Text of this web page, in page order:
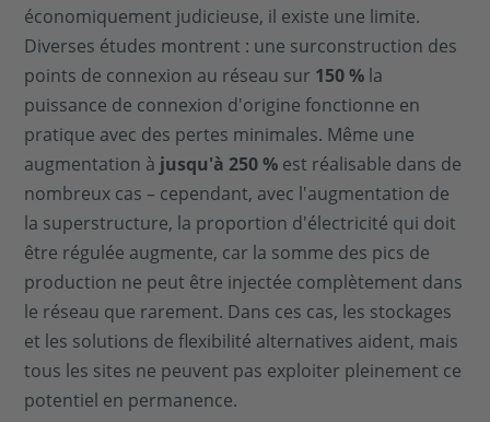
économiquement judicieuse, il existe une limite.
Diverses études montrent : une surconstruction des
points de connexion au réseau sur 150 % la
puissance de connexion d'origine fonctionne en
pratique avec des pertes minimales. Même une
augmentation à jusqu'à 250 % est réalisable dans de
nombreux cas – cependant, avec l'augmentation de
la superstructure, la proportion d'électricité qui doit
être régulée augmente, car la somme des pics de
production ne peut être injectée complètement dans
le réseau que rarement. Dans ces cas, les stockages
et les solutions de flexibilité alternatives aident, mais
tous les sites ne peuvent pas exploiter pleinement ce
potentiel en permanence.